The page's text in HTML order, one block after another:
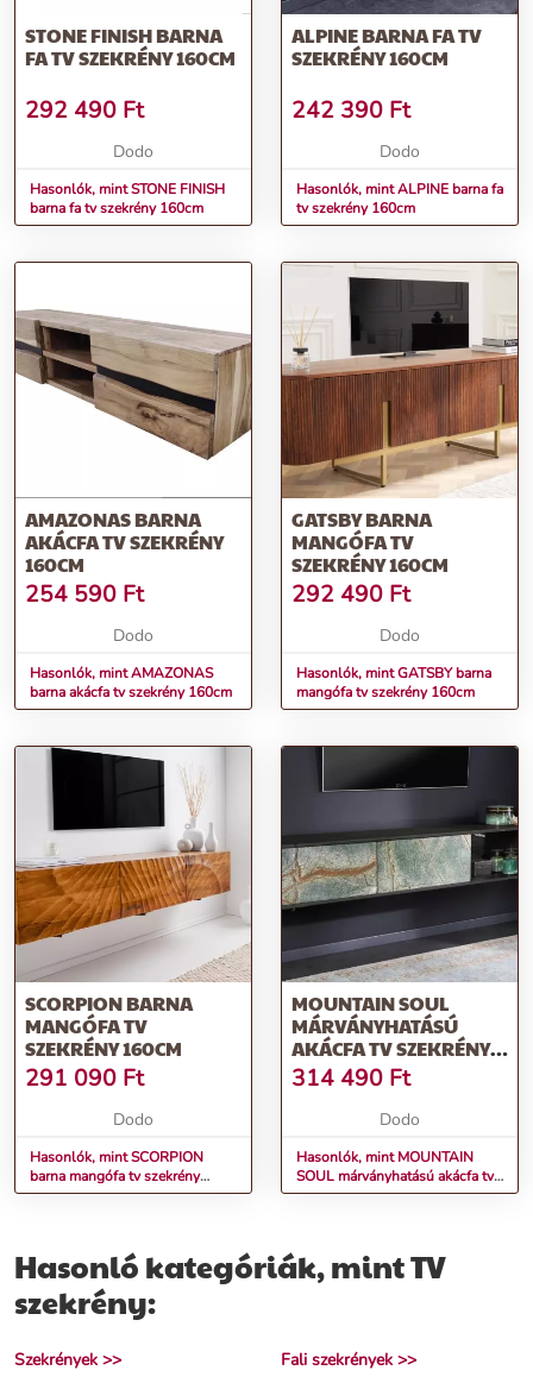
STONE FINISH BARNA
FA TV SZEKRÉNY 160CM
292 490 Ft
Dodo
Hasonlók, mint STONE FINISH
barna fa tv szekrény 160cm
ALPINE BARNA FA TV
SZEKRÉNY 160CM
242 390 Ft
Dodo
Hasonlók, mint ALPINE barna fa
tv szekrény 160cm
AMAZONAS BARNA
AKÁCFA TV SZEKRÉNY
160CM
254 590 Ft
Dodo
Hasonlók, mint AMAZONAS
barna akácfa tv szekrény 160cm
GATSBY BARNA
MANGÓFA TV
SZEKRÉNY 160CM
292 490 Ft
Dodo
Hasonlók, mint GATSBY barna
mangófa tv szekrény 160cm
SCORPION BARNA
MANGÓFA TV
SZEKRÉNY 160CM
291 090 Ft
Dodo
Hasonlók, mint SCORPION
barna mangófa tv szekrény
160cm
MOUNTAIN SOUL
MÁRVÁNYHATÁSÚ
AKÁCFA TV SZEKRÉNY
160CM
314 490 Ft
Dodo
Hasonlók, mint MOUNTAIN
SOUL márványhatású akácfa tv
szekrény 160cm
Hasonló kategóriák, mint TV
szekrény:
Szekrények >>
Fali szekrények >>